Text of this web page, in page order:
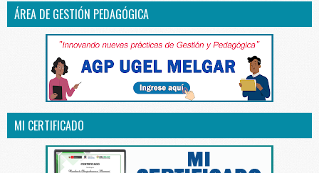
ÁREA DE GESTIÓN PEDAGÓGICA
MI CERTIFICADO